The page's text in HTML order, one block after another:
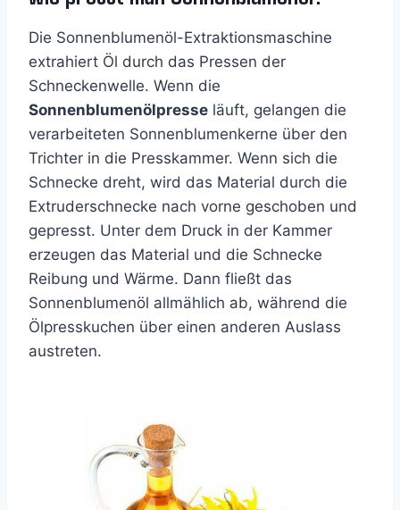
Die Sonnenblumenöl-Extraktionsmaschine
extrahiert Öl durch das Pressen der
Schneckenwelle. Wenn die
Sonnenblumenölpresse läuft, gelangen die
verarbeiteten Sonnenblumenkerne über den
Trichter in die Presskammer. Wenn sich die
Schnecke dreht, wird das Material durch die
Extruderschnecke nach vorne geschoben und
gepresst. Unter dem Druck in der Kammer
erzeugen das Material und die Schnecke
Reibung und Wärme. Dann fließt das
Sonnenblumenöl allmählich ab, während die
Ölpresskuchen über einen anderen Auslass
austreten.